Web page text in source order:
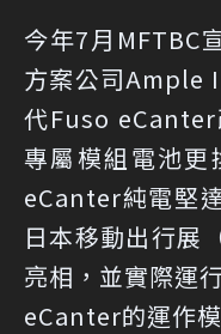
今年7月MFTBC
方案公司Ample
代Fuso
專屬模組電池更
eCanter純電堅
日本移動出行展
亮相，並實際運
eCanter的運作模